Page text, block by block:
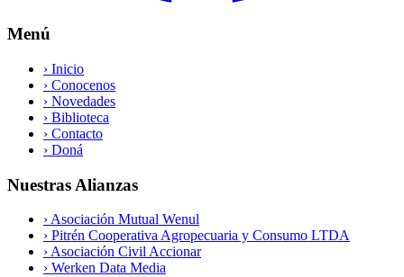
Menú
› Inicio
› Conocenos
› Novedades
› Biblioteca
› Contacto
› Doná
Nuestras Alianzas
› Asociación Mutual Wenul
› Pitrén Cooperativa Agropecuaria y Consumo LTDA
› Asociación Civil Accionar
› Werken Data Media